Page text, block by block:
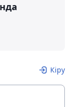
Кіру